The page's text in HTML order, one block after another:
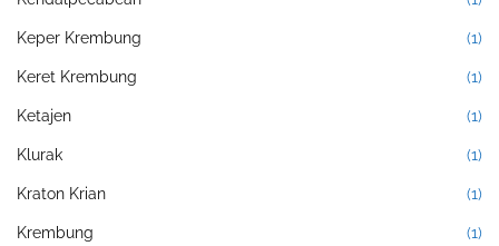
Keper Krembung (1)
Keret Krembung (1)
Ketajen (1)
Klurak (1)
Kraton Krian (1)
Krembung (1)